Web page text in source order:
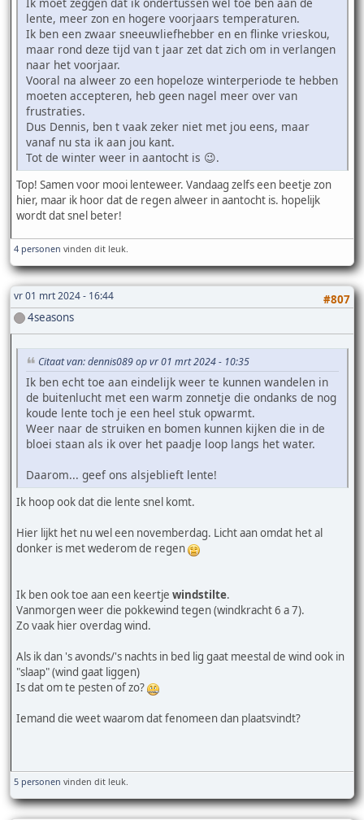
Ik moet zeggen dat ik ondertussen wel toe ben aan de
lente, meer zon en hogere voorjaars temperaturen.
Ik ben een zwaar sneeuwliefhebber en en flinke vrieskou,
maar rond deze tijd van t jaar zet dat zich om in verlangen
naar het voorjaar.
Vooral na alweer zo een hopeloze winterperiode te hebben
moeten accepteren, heb geen nagel meer over van
frustraties.
Dus Dennis, ben t vaak zeker niet met jou eens, maar
vanaf nu sta ik aan jou kant.
Tot de winter weer in aantocht is 😉.
Top! Samen voor mooi lenteweer. Vandaag zelfs een beetje zon
hier, maar ik hoor dat de regen alweer in aantocht is. hopelijk
wordt dat snel beter!
4 personen vinden dit leuk.
vr 01 mrt 2024 - 16:44
#807
4seasons
Citaat van: dennis089 op vr 01 mrt 2024 - 10:35
Ik ben echt toe aan eindelijk weer te kunnen wandelen in
de buitenlucht met een warm zonnetje die ondanks de nog
koude lente toch je een heel stuk opwarmt.
Weer naar de struiken en bomen kunnen kijken die in de
bloei staan als ik over het paadje loop langs het water.
Daarom... geef ons alsjeblieft lente!
Ik hoop ook dat die lente snel komt.
Hier lijkt het nu wel een novemberdag. Licht aan omdat het al
donker is met wederom de regen
Ik ben ook toe aan een keertje windstilte.
Vanmorgen weer die pokkewind tegen (windkracht 6 a 7).
Zo vaak hier overdag wind.
Als ik dan 's avonds/'s nachts in bed lig gaat meestal de wind ook in
"slaap" (wind gaat liggen)
Is dat om te pesten of zo?
Iemand die weet waarom dat fenomeen dan plaatsvindt?
5 personen vinden dit leuk.